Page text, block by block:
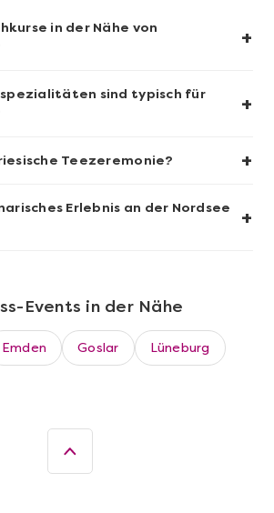
in der Nähe von
+
sind typisch für
+
Teezeremonie? +
Erlebnis an der Nordsee
+
Events in der Nähe
Emden Goslar Lüneburg